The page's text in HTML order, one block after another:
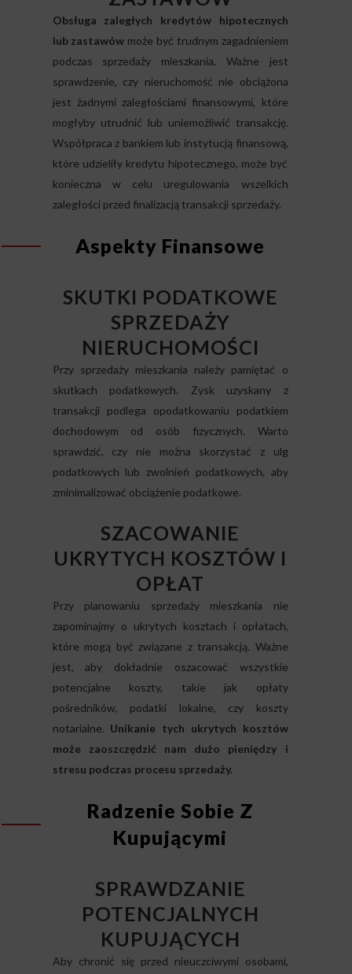
Obsługa zaległych kredytów hipotecznych
lub zastawów może być trudnym zagadnieniem
podczas sprzedaży mieszkania. Ważne jest
sprawdzenie, czy nieruchomość nie obciążona
jest żadnymi zaległościami finansowymi, które
mogłyby utrudnić lub uniemożliwić transakcję.
Współpraca z bankiem lub instytucją finansową,
które udzieliły kredytu hipotecznego, może być
konieczna w celu uregulowania wszelkich
zaległości przed finalizacją transakcji sprzedaży.
Aspekty Finansowe
SKUTKI PODATKOWE
SPRZEDAŻY
NIERUCHOMOŚCI
Przy sprzedaży mieszkania należy pamiętać o
skutkach podatkowych. Zysk uzyskany z
transakcji podlega opodatkowaniu podatkiem
dochodowym od osób fizycznych. Warto
sprawdzić, czy nie można skorzystać z ulg
podatkowych lub zwolnień podatkowych, aby
zminimalizować obciążenie podatkowe.
SZACOWANIE
UKRYTYCH KOSZTÓW I
OPŁAT
Przy planowaniu sprzedaży mieszkania nie
zapominajmy o ukrytych kosztach i opłatach,
które mogą być związane z transakcją. Ważne
jest, aby dokładnie oszacować wszystkie
potencjalne koszty, takie jak opłaty
pośredników, podatki lokalne, czy koszty
notarialne. Unikanie tych ukrytych kosztów
może zaoszczędzić nam dużo pieniędzy i
stresu podczas procesu sprzedaży.
Radzenie Sobie Z
Kupującymi
SPRAWDZANIE
POTENCJALNYCH
KUPUJĄCYCH
Aby chronić się przed nieuczciwymi osobami,